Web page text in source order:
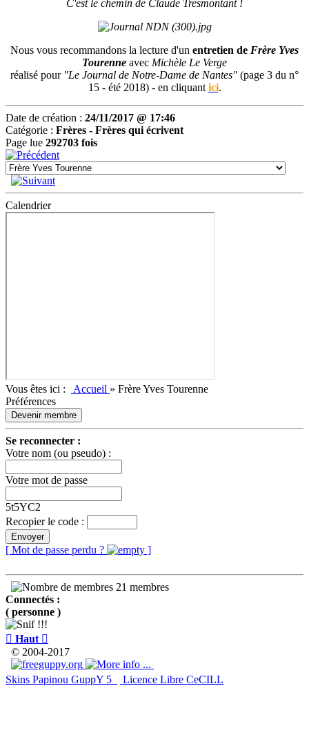
C'est le chemin de Claude Tresmontant !
Nous vous recommandons la lecture d'un entretien de Frère Yves
Tourenne avec Michèle Le Verge
réalisé pour "Le Journal de Notre-Dame de Nantes" (page 3 du n°
15 - été 2018) - en cliquant ici.
Date de création : 24/11/2017 @ 17:46
Catégorie : Frères - Frères qui écrivent
Page lue 292703 fois
Calendrier
Vous êtes ici : Accueil » Frère Yves Tourenne
Préférences
Devenir membre
Se reconnecter :
Votre nom (ou pseudo) :
Votre mot de passe
5t5YC2
Recopier le code :
Envoyer
[ Mot de passe perdu ? ]
21 membres
Connectés :
( personne )
 Haut 
© 2004-2017
Skins Papinou GuppY 5 Licence Libre CeCILL